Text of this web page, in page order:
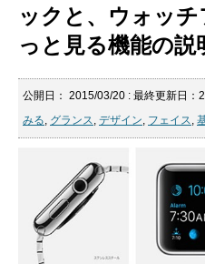
ックと、ウォッ
っと見る機能の説
公開日： 2015/03/20 : 最終更新日：
みる, グランス, デザイン, フェイス,